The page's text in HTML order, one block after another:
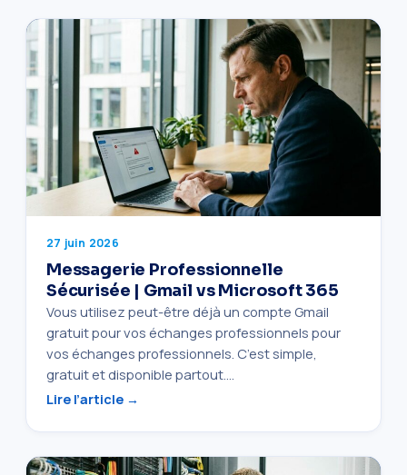
27 juin 2026
Messagerie Professionnelle
Sécurisée | Gmail vs Microsoft 365
Vous utilisez peut-être déjà un compte Gmail
gratuit pour vos échanges professionnels pour
vos échanges professionnels. C’est simple,
gratuit et disponible partout.…
Lire l’article →